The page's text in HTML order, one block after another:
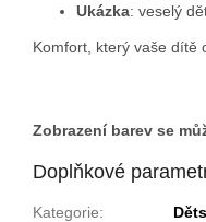
Ukázka: veselý
Komfort, který vaše dítě
Zobrazení barev se
Doplňkové
Kategorie: